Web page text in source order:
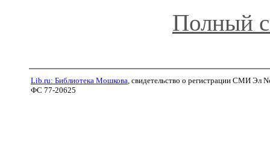
Полный
Lib.ru: Библиотека Мошкова, свидетельство о регистрации СМИ Эл
ФС 77-20625